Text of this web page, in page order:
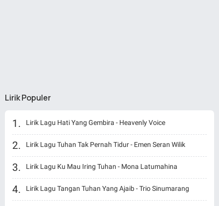
Lirik Populer
Lirik Lagu Hati Yang Gembira - Heavenly Voice
Lirik Lagu Tuhan Tak Pernah Tidur - Emen Seran Wilik
Lirik Lagu Ku Mau Iring Tuhan - Mona Latumahina
Lirik Lagu Tangan Tuhan Yang Ajaib - Trio Sinumarang